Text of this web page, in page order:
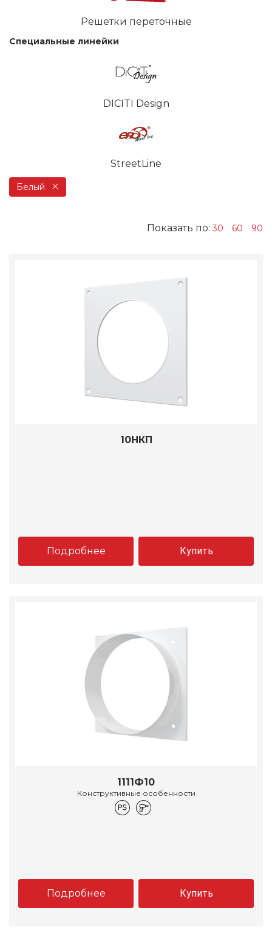
Решетки переточные
Специальные линейки
DICITI Design
StreetLine
Белый
Показать по:30 60 90
10НКП
Подробнее Купить
1111Ф10
Конструктивные особенности
Подробнее Купить